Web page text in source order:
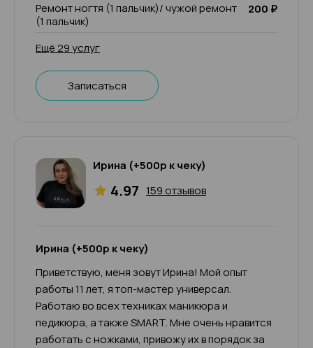
Ремонт ногтя (1 пальчик)/ чужой ремонт
(1 пальчик)
200 ₽
Ещё 29 услуг
Записаться
Ирина (+500р к чеку)
4.97 159 отзывов
Ирина (+500р к чеку)
Приветствую, меня зовут Ирина! Мой опыт
работы 11 лет, я топ-мастер универсал.
Работаю во всех техниках маникюра и
педикюра, а также SMART. Мне очень нравится
работать с ножками, привожу их в порядок за